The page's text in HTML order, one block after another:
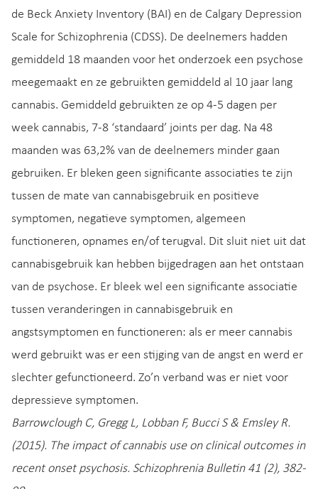
de Beck Anxiety Inventory (BAI) en de Calgary Depression
Scale for Schizophrenia (CDSS). De deelnemers hadden
gemiddeld 18 maanden voor het onderzoek een psychose
meegemaakt en ze gebruikten gemiddeld al 10 jaar lang
cannabis. Gemiddeld gebruikten ze op 4-5 dagen per
week cannabis, 7-8 ‘standaard’ joints per dag. Na 48
maanden was 63,2% van de deelnemers minder gaan
gebruiken. Er bleken geen significante associaties te zijn
tussen de mate van cannabisgebruik en positieve
symptomen, negatieve symptomen, algemeen
functioneren, opnames en/of terugval. Dit sluit niet uit dat
cannabisgebruik kan hebben bijgedragen aan het ontstaan
van de psychose. Er bleek wel een significante associatie
tussen veranderingen in cannabisgebruik en
angstsymptomen en functioneren: als er meer cannabis
werd gebruikt was er een stijging van de angst en werd er
slechter gefunctioneerd. Zo’n verband was er niet voor
depressieve symptomen.
Barrowclough C, Gregg L, Lobban F, Bucci S & Emsley R.
(2015). The impact of cannabis use on clinical outcomes in
recent onset psychosis. Schizophrenia Bulletin 41 (2), 382-